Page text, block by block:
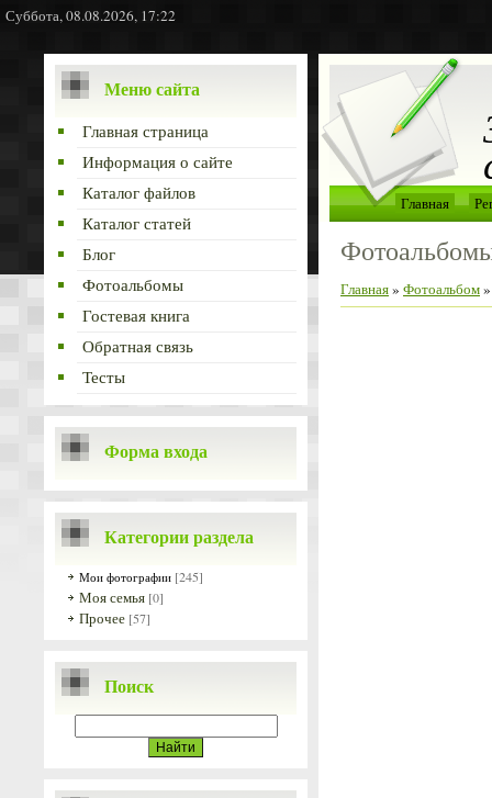
Суббота, 08.08.2026, 17:22
Меню сайта
Главная страница
Информация о сайте
Каталог файлов
Каталог статей
Блог
Фотоальбомы
Гостевая книга
Обратная связь
Тесты
Форма входа
Категории раздела
Мои фотографии [245]
Моя семья [0]
Прочее [57]
Поиск
Главная
Главная» Фотоальбом